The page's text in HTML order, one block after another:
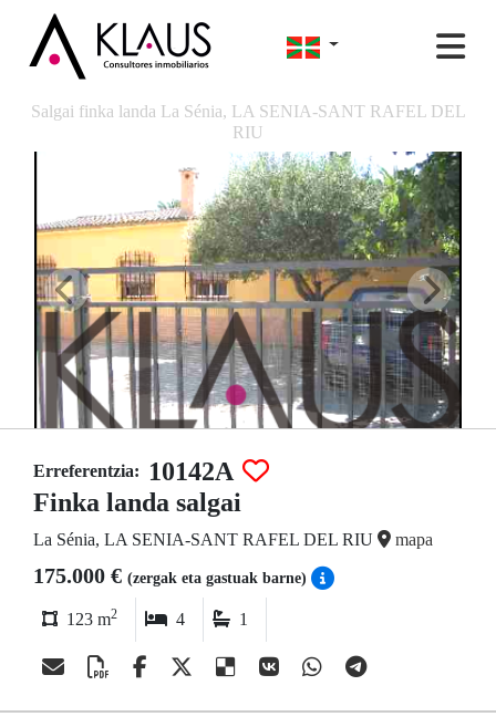
Salgai finka landa La Sénia, LA SENIA-SANT RAFEL DEL
RIU
Erreferentzia:
10142A
Finka landa salgai
La Sénia, LA SENIA-SANT RAFEL DEL RIU mapa
175.000 € (zergak eta gastuak barne)
123 m2 4 1